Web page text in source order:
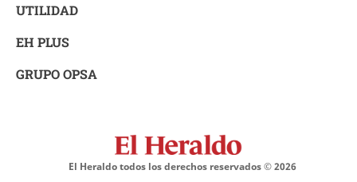
UTILIDAD
EH PLUS
GRUPO OPSA
El Heraldo todos los derechos reservados ©2026